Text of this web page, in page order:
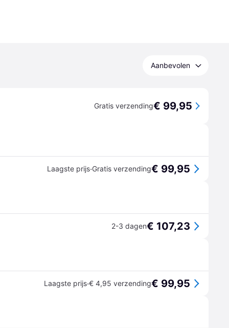
Aanbevolen
Gratis verzending€ 99,95
Laagste prijs·Gratis verzending€ 99,95
2-3 dagen€ 107,23
Laagste prijs·€ 4,95 verzending€ 99,95